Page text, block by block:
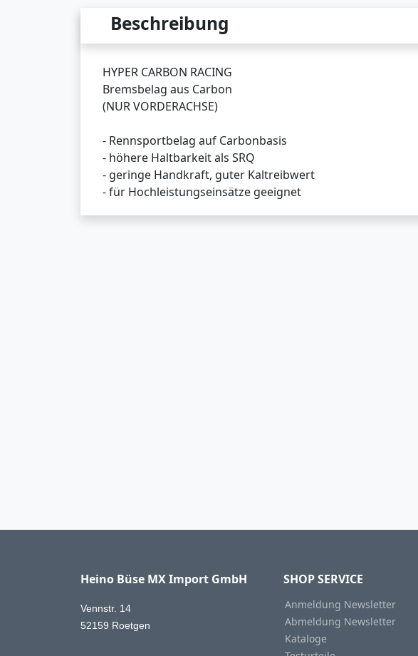
Beschreibung
HYPER CARBON RACING
Bremsbelag aus Carbon
(NUR VORDERACHSE)
- Rennsportbelag auf Carbonbasis
- höhere Haltbarkeit als SRQ
- geringe Handkraft, guter Kaltreibwert
- für Hochleistungseinsätze geeignet
Heino Büse MX Import GmbH
Vennstr. 14
52159 Roetgen
SHOP SERVICE
Anmeldung Newsletter
Abmeldung Newsletter
Kataloge